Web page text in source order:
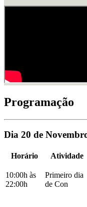
Programação
Dia 20 de
Horário Atividade
10:00h às
22:00h
Primeiro dia
de Con